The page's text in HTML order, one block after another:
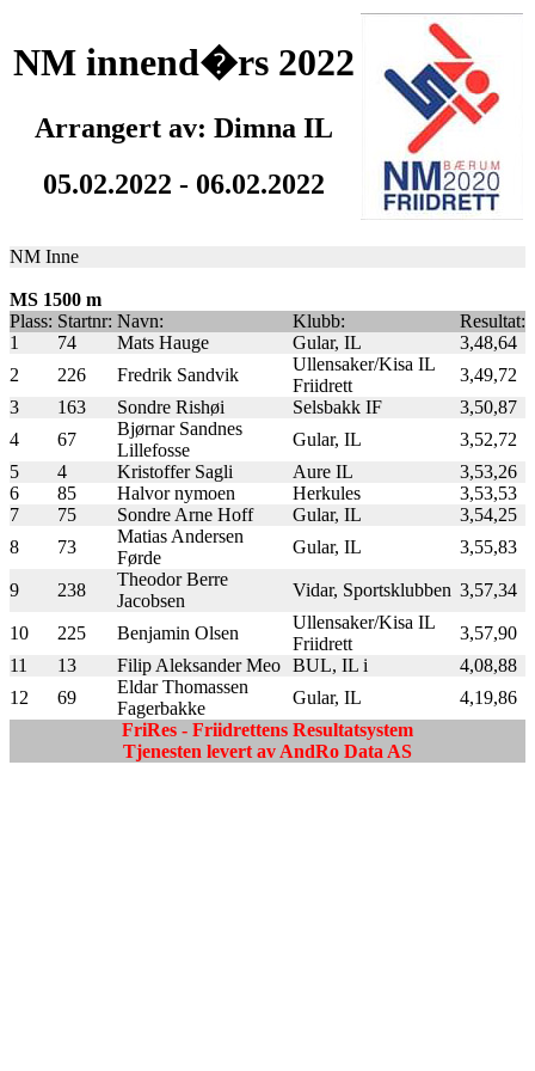
NM innend�rs 2022
Arrangert av: Dimna IL
05.02.2022 - 06.02.2022
NM Inne
MS 1500 m
Plass: Startnr: Navn: Klubb:
Resultat:
1
74 Mats Hauge Gular, IL
3,48,64
2
226 Fredrik Sandvik
Ullensaker/Kisa IL
Friidrett
3,49,72
3
163 Sondre Rishøi Selsbakk IF
3,50,87
4
67
Bjørnar Sandnes
Lillefosse
Gular, IL
3,52,72
5
4 Kristoffer Sagli Aure IL
3,53,26
6
85 Halvor nymoen Herkules
3,53,53
7
75 Sondre Arne Hoff Gular, IL
3,54,25
8
73
Matias Andersen
Førde
Gular, IL 3,55,83
9 238
Theodor Berre
Jacobsen
Vidar, Sportsklubben 3,57,34
10 225 Benjamin Olsen
Ullensaker/Kisa IL
Friidrett
3,57,90
11
13 Filip Aleksander Meo BUL, IL i
4,08,88
12
69
Eldar Thomassen
Fagerbakke
Gular, IL
4,19,86
FriRes - Friidrettens Resultatsystem
Tjenesten levert av AndRo Data AS